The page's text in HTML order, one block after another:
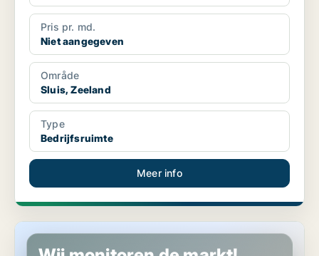
Pris pr. md.
Niet aangegeven
Område
Sluis, Zeeland
Type
Bedrijfsruimte
Meer info
Horeca pand in Terneuzen, Zeeland